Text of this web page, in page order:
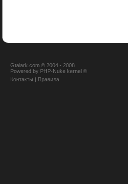
Gtalark.com © 2004 - 2008
Powered by PHP-Nuke kernel ©
Контакты | Правила